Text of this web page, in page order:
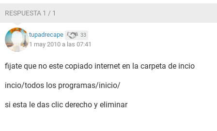
RESPUESTA 1 / 1
tupadrecape 33
1 may 2010 a las 07:41
fijate que no este copiado internet en la carpeta de incio
incio/todos los programas/inicio/
si esta le das clic derecho y eliminar